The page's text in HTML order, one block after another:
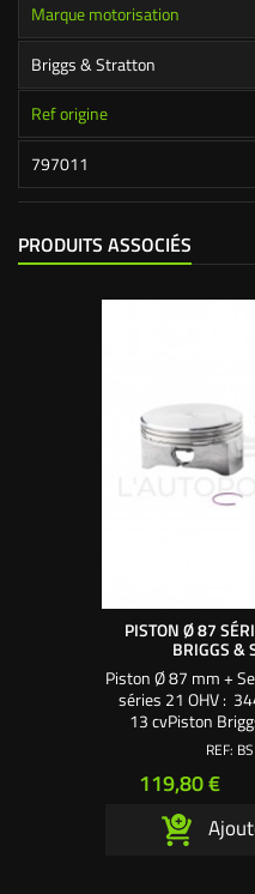
Marque motorisation
Briggs & Stratton
Ref origine
797011
PRODUITS ASSOCIÉS
PISTON Ø 87
BRIGGS &
Piston Ø 87 mm +
séries 21 OHV :
13 cvPiston
standard référence
REF:
Prix
119,80 €